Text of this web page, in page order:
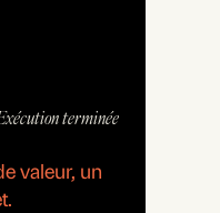
terminée
valeur, un